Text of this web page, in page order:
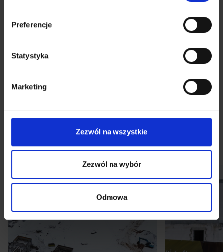
Preferencje
Statystyka
Marketing
Zezwól na wszystkie
Zezwól na wybór
Odmowa
Хід будівництва Візуалізації